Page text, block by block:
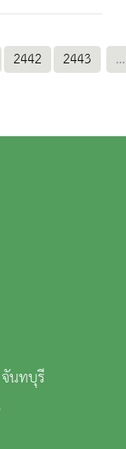
2442 2443 ...
นทบุรี